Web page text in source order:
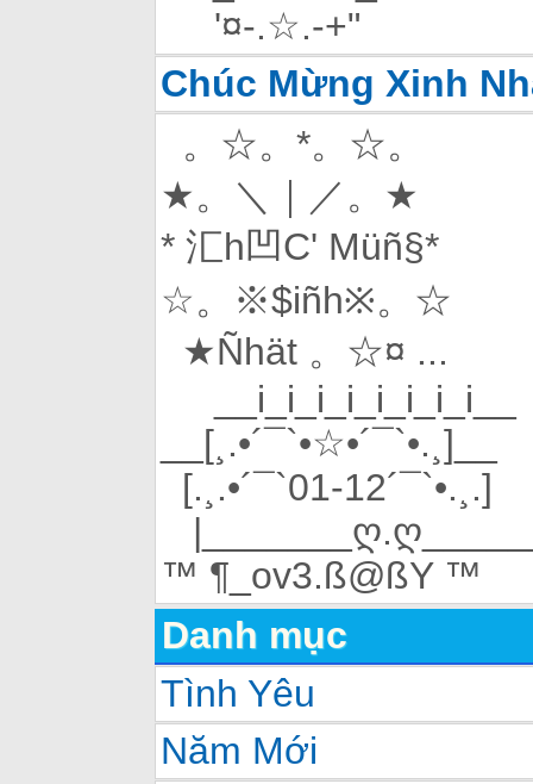
'¤-.☆.-+"
Chúc Mừng Xinh
。☆。*。☆。
★。＼｜／。★
* 汇h凹C' Müñ§*
☆。※$iñh※。☆
★Ñhät 。☆¤ ...
__i_i_i_i_i_i_i_i__
__[¸.•´¯`•☆•´¯`•.¸]__
[.¸.•´¯`01-12´¯`•.¸.]
™ ¶_ov3.ß@ßY ™
Danh mục
Tình Yêu
Năm Mới